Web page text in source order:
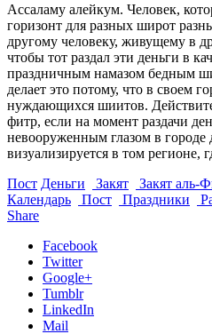
Ассаламу алейкум. Человек,
горизонт для разных широт
другому человеку, живущему в
чтобы тот раздал эти деньги в
праздничным намазом бедным
делает это потому, что в своем
нуждающихся шиитов.
фитр, если на момент раздачи
невооруженным глазом в
визуализируется в том регионе,
Пост Деньги Закят Закят аль-
Календарь
Пост Праздники
Share
Facebook
Twitter
Google+
Tumblr
LinkedIn
Mail